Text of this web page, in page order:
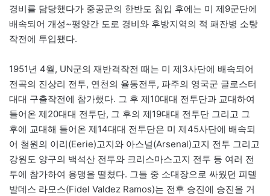
경비를 담당했다가 중공군의 한반도 침입 후에는 미 제9군단에
배속되어 개성~평양간 도로 경비와 후방지역의 적 패잔병 소탕
작전에 투입됐다.
1951년 4월, UN군의 재반격작전 때는 미 제3사단에 배속되어
전곡의 진상리 전투, 연천의 율동전투, 파주의 영국군 글로스터
대대 구출작전에 참가했다. 그 후 제10대대 전투단과 교대하여
들어온 제20대대 전투단, 그 후의 제19대대 전투단 그리고 그
후에 교대해 들어온 제14대대 전투단은 미 제45사단에 배속되
어 철원의 이리(Eerie)고지와 아스널(Arsenal)고지 전투 그리고
강원도 양구의 백석산 전투와 크리스마스고지 전투 등 여러 전
투에 참가하여 용맹을 떨쳤다. 그들 중 소대장으로 싸웠던 피델
발데스 라모스(Fidel Valdez Ramos)는 전후 승진에 승진을 거